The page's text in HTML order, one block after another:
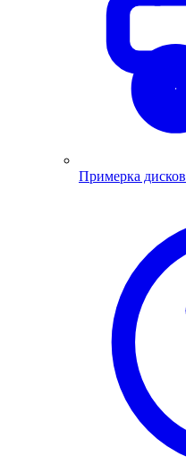
Примерка дисков